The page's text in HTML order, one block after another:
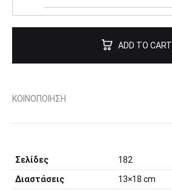
ADD TO CART
ΚΟΙΝΟΠΟΊΗΣΗ
Σελίδες
182
Διαστάσεις
13×18 cm